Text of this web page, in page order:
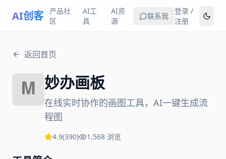
AI创客
产品社
区
AI工
具
AI资
源
联系我
登录 /
注册
返回首页
妙办画板
在线实时协作的画图工具，AI一键生成流
程图
4.9(390) 1,568 浏览